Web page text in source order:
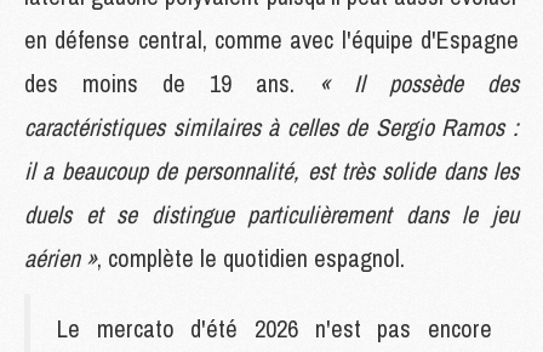
en défense central, comme avec l'équipe d'Espagne
des moins de 19 ans. « Il possède des
caractéristiques similaires à celles de Sergio Ramos :
il a beaucoup de personnalité, est très solide dans les
duels et se distingue particulièrement dans le jeu
aérien », complète le quotidien espagnol.
Le mercato d'été 2026 n'est pas encore